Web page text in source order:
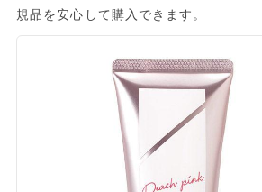
規品を安心して購入できます。